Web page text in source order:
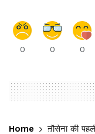
0 0 0
Home नौसेना की